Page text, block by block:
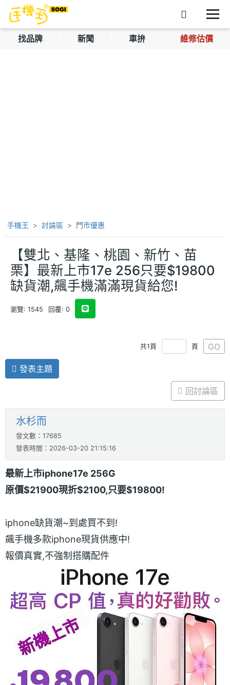
找品牌 新聞 車拚 維修估價
手機王 討論區 門市優惠
【雙北、基隆、桃園、新竹、苗
栗】最新上市17e 256只要$19800
缺貨潮,飆手機滿滿現貨給您!
瀏覽: 1545 回覆: 0
共1頁 頁 GO
發表主題
回討論區
水杉而
發文數：17685
發表時間：2026-03-20 21:15:16
最新上市iphone17e 256G
原價$21900現折$2100,只要$19800!
iphone缺貨潮~到處買不到!
飆手機多款iphone現貨供應中!
報價真實,不強制搭購配件